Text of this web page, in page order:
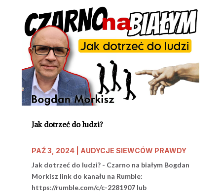
Jak dotrzeć do ludzi?
PAŹ 3, 2024| AUDYCJE SIEWCÓW PRAWDY
Jak dotrzeć do ludzi? - Czarno na białym Bogdan
Morkisz link do kanału na Rumble:
https://rumble.com/c/c-2281907 lub